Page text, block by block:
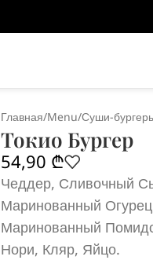
Главная/Menu/Суши-
Токио Бургер
54,90 ₾
Чеддер, Сливочный
Маринованный
Маринованный
Нори, Кляр, Яйцо.